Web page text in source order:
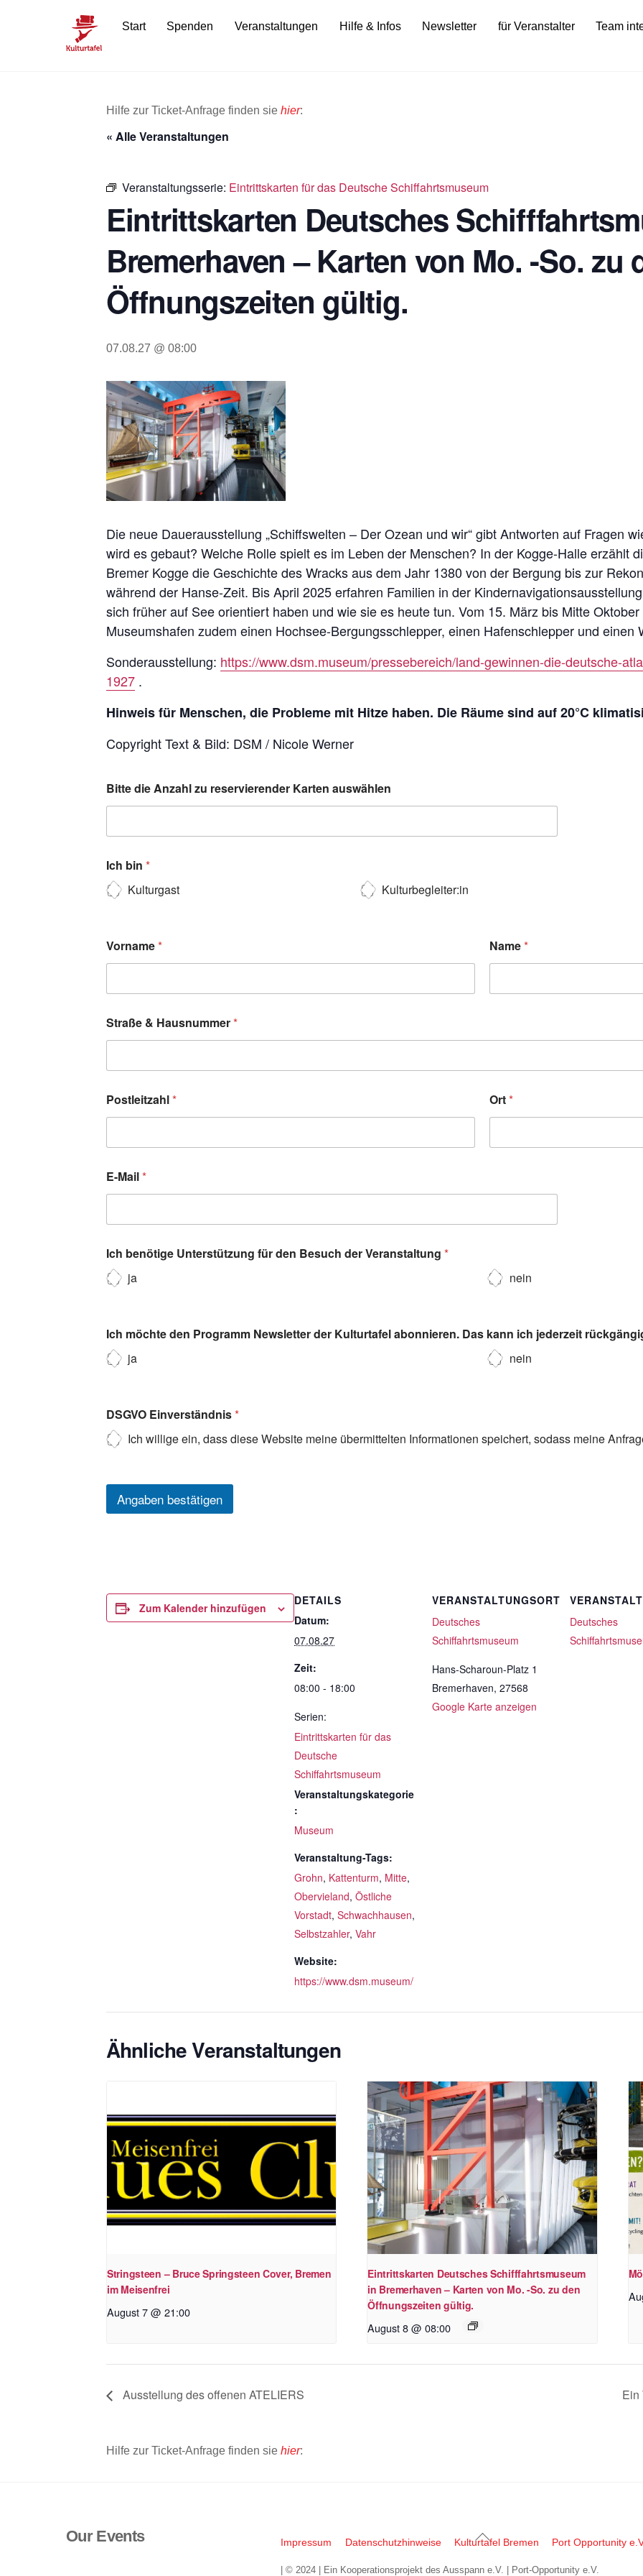
Start Spenden Veranstaltungen Hilfe & Infos Newsletter für Veranstalter Team
Hilfe zur Ticket-Anfrage finden sie hier:
« Alle Veranstaltungen
Veranstaltungsserie: Eintrittskarten für das Deutsche Schiffahrtsmuseum
Eintrittskarten Deutsches
Bremerhaven – Karten von Mo. -So. zu
Öffnungszeiten gültig.
07.08.27 @ 08:00
Die neue Dauerausstellung „Schiffswelten – Der Ozean und wir“ gibt Antworten auf Fragen
wird es gebaut? Welche Rolle spielt es im Leben der Menschen? In der Kogge-Halle erzählt
Bremer Kogge die Geschichte des Wracks aus dem Jahr 1380 von der Bergung bis zur
während der Hanse-Zeit. Bis April 2025 erfahren Familien in der
sich früher auf See orientiert haben und wie sie es heute tun. Vom 15. März bis Mitte
Museumshafen zudem einen Hochsee-Bergungsschlepper, einen Hafenschlepper und einen
Sonderausstellung: https://www.dsm.museum/pressebereich/land-gewinnen-die-deutsche-
1927 .
Hinweis für Menschen, die Probleme mit Hitze haben. Die Räume sind auf 20°C
Copyright Text & Bild: DSM / Nicole Werner
Bitte die Anzahl zu reservierender Karten auswählen
Ich bin *
Kulturgast
Kulturbegleiter:in
Vorname* Name*
Straße & Hausnummer*
Postleitzahl* Ort*
E-Mail*
Ich benötige Unterstützung für den Besuch der Veranstaltung *
ja
nein
Ich möchte den Programm Newsletter der Kulturtafel abonnieren. Das kann ich jederzeit
ja
nein
DSGVO Einverständnis*
Ich willige ein, dass diese Website meine übermittelten Informationen speichert, sodass meine
Angaben bestätigen
Zum Kalender hinzufügen
DETAILS
Datum:
07.08.27
Zeit:
08:00 - 18:00
Serien:
Eintrittskarten für das
Deutsche
Schiffahrtsmuseum
Veranstaltungskategorie
:
Museum
Veranstaltung-Tags:
Grohn, Kattenturm, Mitte,
Obervieland, Östliche
Vorstadt, Schwachhausen,
Selbstzahler, Vahr
Website:
https://www.dsm.museum/
VERANSTALTUNGSORT
Deutsches
Schiffahrtsmuseum
Hans-Scharoun-Platz 1
Bremerhaven, 27568
Google Karte anzeigen
Deutsches
Ähnliche Veranstaltungen
Stringsteen – Bruce Springsteen Cover, Bremen
im Meisenfrei
August 7 @ 21:00
Eintrittskarten Deutsches Schifffahrtsmuseum
in Bremerhaven – Karten von Mo. -So. zu den
Öffnungszeiten gültig.
August 8 @ 08:00
Ausstellung des offenen ATELIERS Ein
Hilfe zur Ticket-Anfrage finden sie hier:
Back
Top
Our Events Impressum Datenschutzhinweise Kulturtafel Bremen Port Opportunity
| © 2024 | Ein Kooperationsprojekt des Ausspann e.V. | Port-Opportunity e.V.